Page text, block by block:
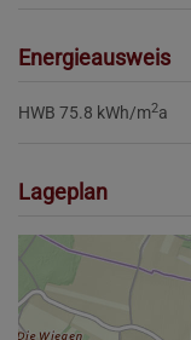
Energieausweis
HWB 75.8 kWh/m2a
Lageplan